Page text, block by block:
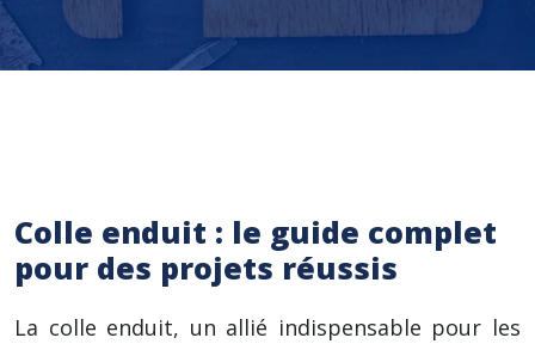
Colle enduit : le guide complet
pour des projets réussis
La colle enduit, un allié indispensable pour les